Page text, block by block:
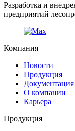
Разработка и
предприятий
Компания
Новости
Продукция
О компании
Карьера
Продукция